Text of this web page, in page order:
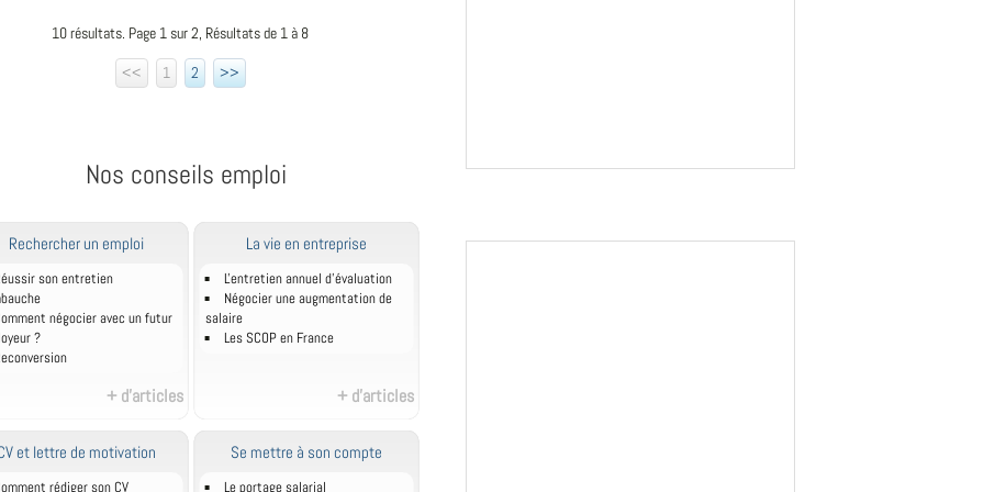
10 résultats. Page 1 sur 2, Résultats de 1 à 8
<<
1 2 >>
Nos conseils emploi
Rechercher un emploi
son entretien
négocier avec un futur
?
+ d'articles
La vie en entreprise
L'entretien annuel d’évaluation
Négocier une augmentation de
salaire
Les SCOP en France
+ d'articles
et lettre de motivation
rédiger son CV
Se mettre à son compte
Le portage salarial